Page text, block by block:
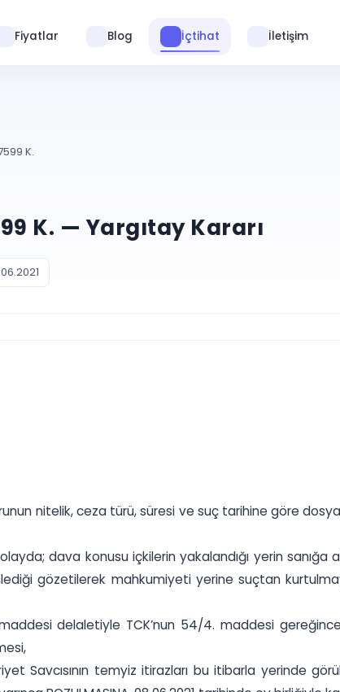
Fiyatlar Blog İçtihat İletişim
K.
K. — Yargıtay Kararı
nitelik, ceza türü, süresi ve suç tarihine göre
dava konusu içkilerin yakalandığı yerin
gözetilerek mahkumiyeti yerine suçtan
delaletiyle TCK’nun 54/4. maddesi
Savcısının temyiz itirazları bu itibarla yerinde